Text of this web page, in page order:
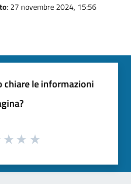
: 27 novembre 2024, 15:56
chiare le informazioni